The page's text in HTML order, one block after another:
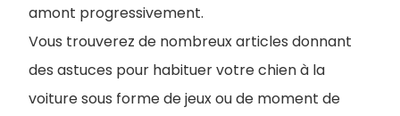
amont progressivement.
Vous trouverez de nombreux articles donnant
des astuces pour habituer votre chien à la
voiture sous forme de jeux ou de moment de